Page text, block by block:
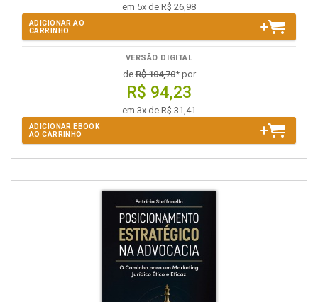
em 5x de R$ 26,98
ADICIONAR AO
CARRINHO
VERSÃO DIGITAL
deR$ 104,70* por
R$ 94,23
em 3x de R$ 31,41
ADICIONAR EBOOK
AO CARRINHO